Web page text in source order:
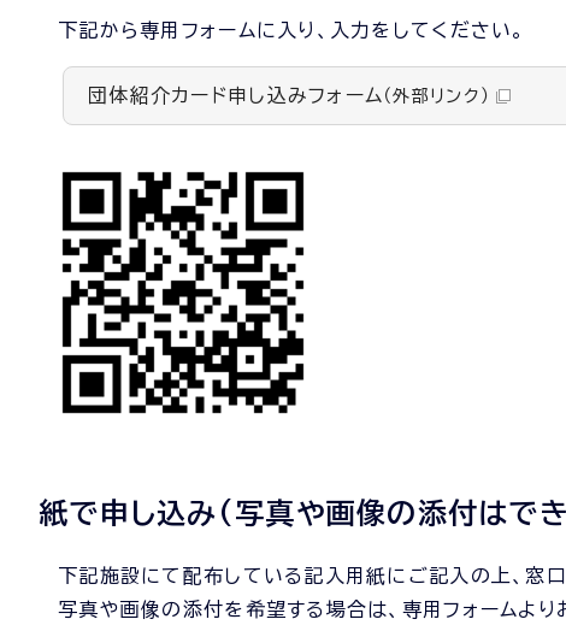
下記から専用フォームに入り、入力をしてください。
団体紹介カード申し込みフォーム （外部リンク）
紙で申し込み(写真や画像の添付はで
下記施設にて配布している記入用紙にご記入の上、窓口
写真や画像の添付を希望する場合は、専用フォームより